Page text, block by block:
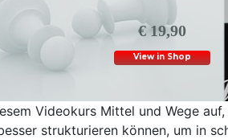
€ 19,90
View in Shop
Videokurs Mittel und Wege
strukturieren können, um in